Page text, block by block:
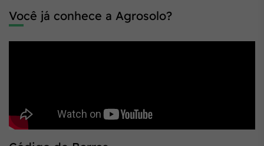
Você já conhece a Agrosolo?